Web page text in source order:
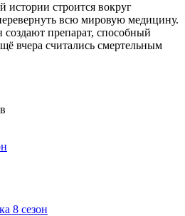
истории строится вокруг
всю мировую медицину.
препарат, способный
вчера считались смертельным
8 сезон